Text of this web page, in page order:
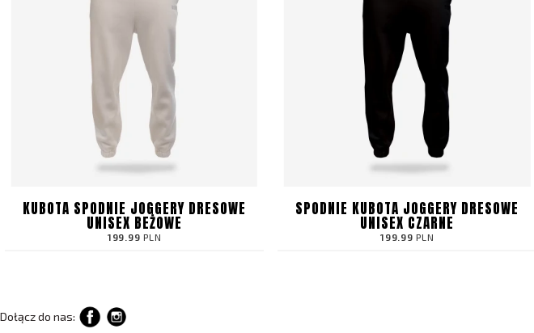
KUBOTA SPODNIE JOGGERY DRESOWE
UNISEX BEŻOWE
199.99 PLN
SPODNIE KUBOTA JOGGERY DRESOWE
UNISEX CZARNE
199.99 PLN
Dołącz do nas: